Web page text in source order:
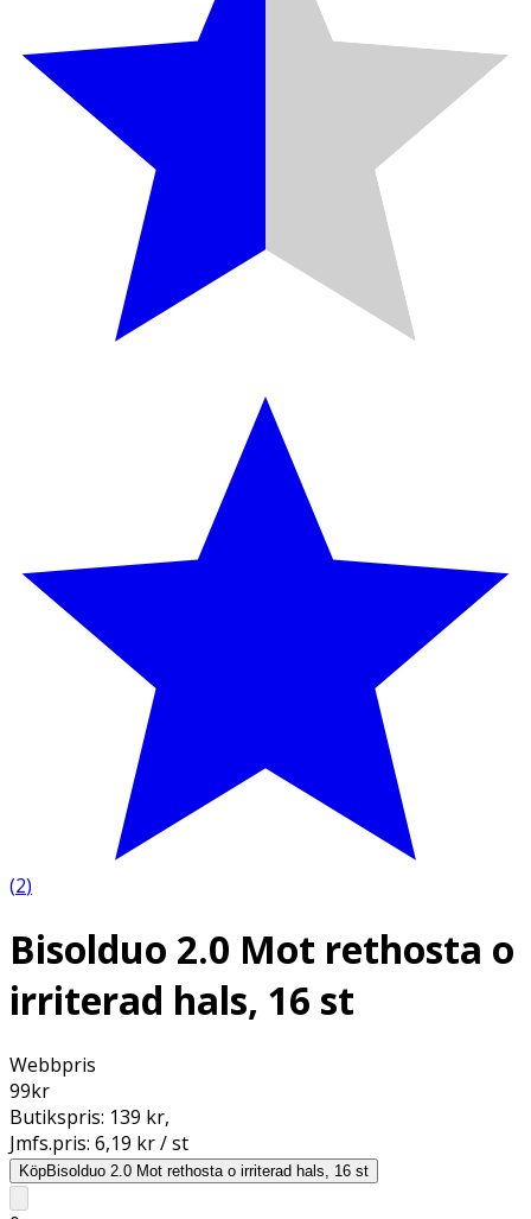
(2)
Bisolduo 2.0 Mot rethosta o
irriterad hals, 16 st
Webbpris
99kr
Butikspris: 139 kr,
Jmfs.pris: 6,19 kr / st
KöpBisolduo 2.0 Mot rethosta o irriterad hals, 16 st